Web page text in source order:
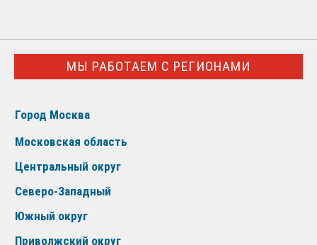
МЫ РАБОТАЕМ С РЕГИОНАМИ
Город Москва
Московская область
Центральный округ
Северо-Западный
Южный округ
Приволжский округ